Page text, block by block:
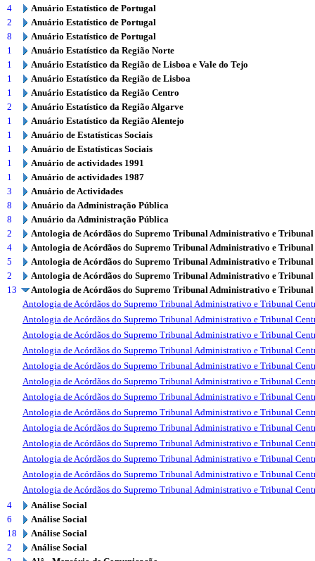
4
Anuário Estatístico de Portugal
2
Anuário Estatístico de Portugal
8
Anuário Estatístico de Portugal
1
Anuário Estatístico da Região Norte
1
Anuário Estatístico da Região de Lisboa e Vale do Tejo
1
Anuário Estatístico da Região de Lisboa
1
Anuário Estatístico da Região Centro
2
Anuário Estatístico da Região Algarve
1
Anuário Estatístico da Região Alentejo
1
Anuário de Estatísticas Sociais
1
Anuário de Estatísticas Sociais
1
Anuário de actividades 1991
1
Anuário de actividades 1987
3
Anuário de Actividades
8
Anuário da Administração Pública
8
Anuário da Administração Pública
2
Antologia de Acórdãos do Supremo Tribunal Administrativo e
4
Antologia de Acórdãos do Supremo Tribunal Administrativo e
5
Antologia de Acórdãos do Supremo Tribunal Administrativo e
2
Antologia de Acórdãos do Supremo Tribunal Administrativo e
13
Antologia de Acórdãos do Supremo Tribunal Administrativo e
Antologia de Acórdãos do Supremo Tribunal Administrativo e Tribunal
Antologia de Acórdãos do Supremo Tribunal Administrativo e Tribunal
Antologia de Acórdãos do Supremo Tribunal Administrativo e Tribunal
Antologia de Acórdãos do Supremo Tribunal Administrativo e Tribunal
Antologia de Acórdãos do Supremo Tribunal Administrativo e Tribunal
Antologia de Acórdãos do Supremo Tribunal Administrativo e Tribunal
Antologia de Acórdãos do Supremo Tribunal Administrativo e Tribunal
Antologia de Acórdãos do Supremo Tribunal Administrativo e Tribunal
Antologia de Acórdãos do Supremo Tribunal Administrativo e Tribunal
Antologia de Acórdãos do Supremo Tribunal Administrativo e Tribunal
Antologia de Acórdãos do Supremo Tribunal Administrativo e Tribunal
Antologia de Acórdãos do Supremo Tribunal Administrativo e Tribunal
Antologia de Acórdãos do Supremo Tribunal Administrativo e Tribunal
4
Análise Social
6
Análise Social
18
Análise Social
2
Análise Social